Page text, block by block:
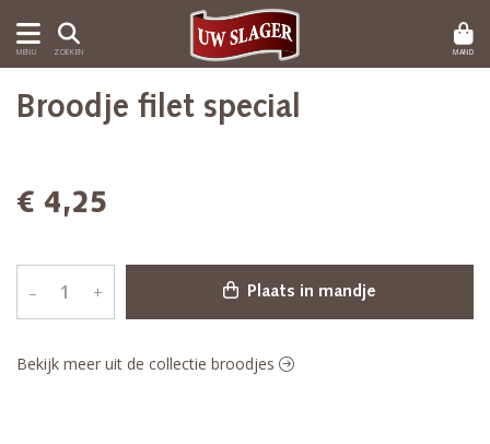
MENU ZOEKEN MAND
Broodje filet special
€ 4,25
– + Plaats in mandje
Bekijk meer uit de collectie broodjes